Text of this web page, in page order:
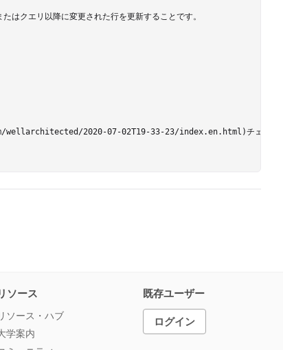
はクエリ以降に変更された行を更新することです。
2020-07-02T19-33-23/index.en.html)チェックしてく
ソース
ソース・ハブ
学案内
既存ユーザー
ログイン